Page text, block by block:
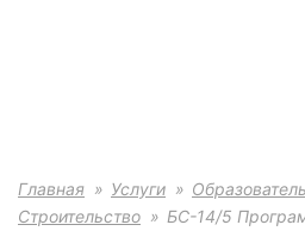
Главная Услуги
Строительство
БС-14/5